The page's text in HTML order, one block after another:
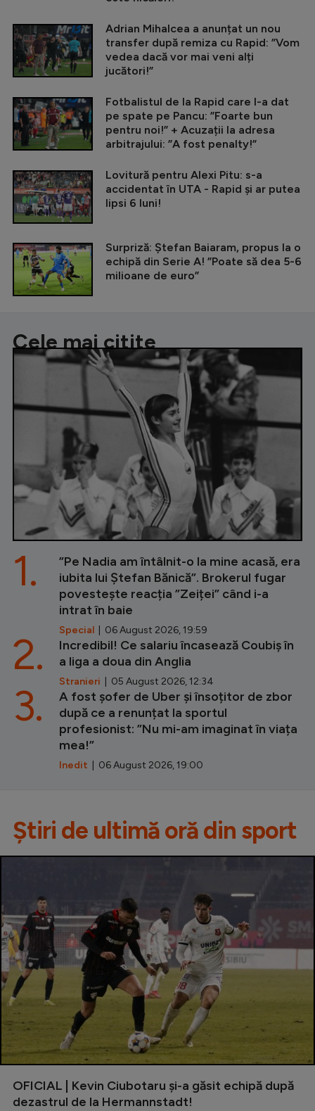
Adrian Mihalcea a anunțat un nou
transfer după remiza cu Rapid: ”Vom
vedea dacă vor mai veni alți
jucători!”
Fotbalistul de la Rapid care l-a dat
pe spate pe Pancu: ”Foarte bun
pentru noi!” + Acuzații la adresa
arbitrajului: ”A fost penalty!”
Lovitură pentru Alexi Pitu: s-a
accidentat în UTA - Rapid și ar putea
lipsi 6 luni!
Surpriză: Ștefan Baiaram, propus la o
echipă din Serie A! ”Poate să dea 5-6
milioane de euro”
Cele mai citite
”Pe Nadia am întâlnit-o la mine acasă, era
iubita lui Ștefan Bănică”. Brokerul fugar
povestește reacția ”Zeiței” când i-a
intrat în baie
Special | 06 August 2026, 19:59
1.
Incredibil! Ce salariu încasează Coubiș în
a liga a doua din Anglia
Stranieri | 05 August 2026, 12:34
2.
A fost șofer de Uber și însoțitor de zbor
după ce a renunțat la sportul
profesionist: ”Nu mi-am imaginat în viața
mea!”
Inedit | 06 August 2026, 19:00
3.
Știri de ultimă oră din sport
OFICIAL | Kevin Ciubotaru și-a găsit echipă după
dezastrul de la Hermannstadt!